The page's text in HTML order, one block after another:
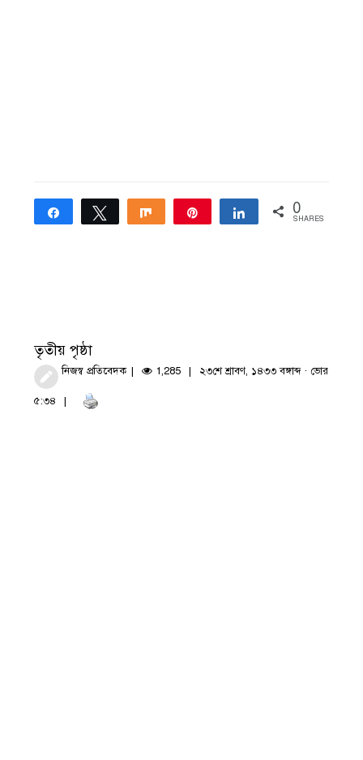
Share Tweet Share Share 0
SHARES
তৃতীয় পৃষ্ঠা
নিজস্ব প্রতিবেদক 1,285 ২৩শে শ্রাবণ, ১৪৩৩ বঙ্গাব্দ · ভোর
৫:৩৪